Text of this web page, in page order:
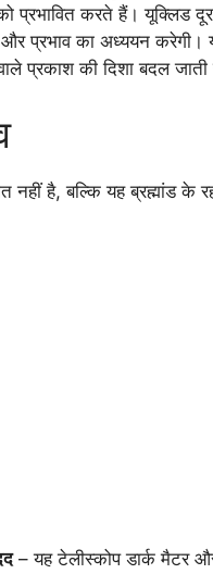
प्रभावित करते हैं।
प्रभाव का अध्ययन करेगी।
प्रकाश की दिशा बदल जाती
है, बल्कि यह ब्रह्मांड के
– यह टेलीस्कोप डार्क मैटर